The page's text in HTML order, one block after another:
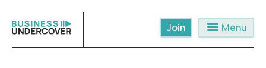
content
menu Menu